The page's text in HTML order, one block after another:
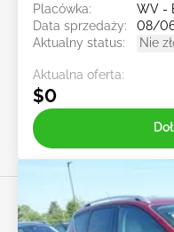
Placówka:
WV -
Data sprzedaży:
08/
Aktualny status:
Nie
Aktualna oferta:
$0